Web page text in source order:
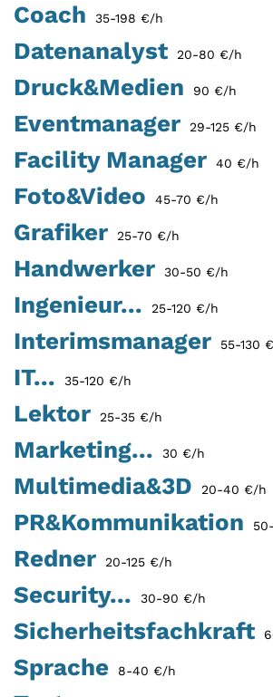
Coach 35-198 €/h
Datenanalyst 20-80 €/h
Druck&Medien 90 €/h
Eventmanager 29-125 €/h
Facility Manager 40 €/h
Foto&Video 45-70 €/h
Grafiker 25-70 €/h
Handwerker 30-50 €/h
Ingenieur... 25-120 €/h
Interimsmanager 55-130
IT... 35-120 €/h
Lektor 25-35 €/h
Marketing... 30 €/h
Multimedia&3D 20-40 €/h
PR&Kommunikation
Redner 20-125 €/h
Security... 30-90 €/h
Sicherheitsfachkraft
Sprache 8-40 €/h